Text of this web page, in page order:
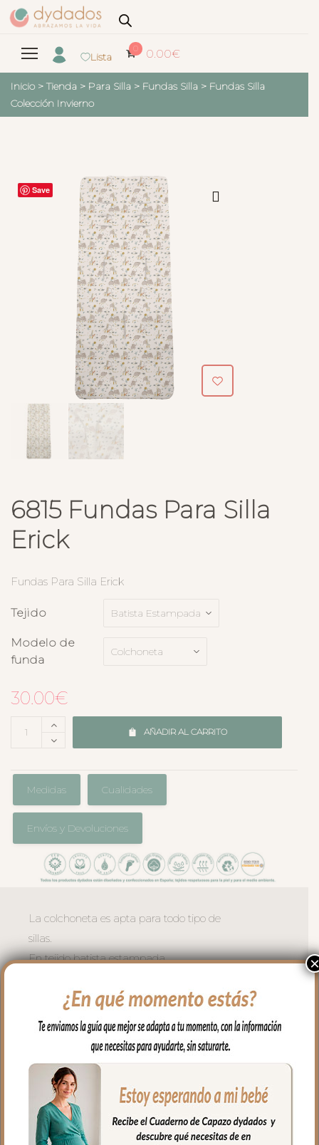
Lista
0 0.00€
Inicio > Tienda > Para Silla > Fundas Silla > Fundas Silla
Colección Invierno
Save
6815 Fundas Para Silla
Erick
Fundas Para Silla Erick
Tejido
Modelo de
funda
30.00€
AÑADIR AL CARRITO
Medidas Cualidades
Envíos y Devoluciones
La colchoneta es apta para todo tipo de
sillas.
En tejido batista estampada.
hueca para mayor confort del bebé y
buena transpirabilidad.
Para sujetarla a la silla lleva cintas y
gomitas para ajustarla bien.
En la zona de los pies una trasera elástica
para sujetar la funda en la parte de
abajo.
Ojales en el respaldo y en el culete aptos
×